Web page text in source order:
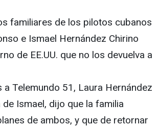
familiares de los pilotos cubanos
e Ismael Hernández Chirino
de EE.UU. que no los devuelva a
a Telemundo 51, Laura Hernández
de Ismael, dijo que la familia
de ambos, y que de retornar